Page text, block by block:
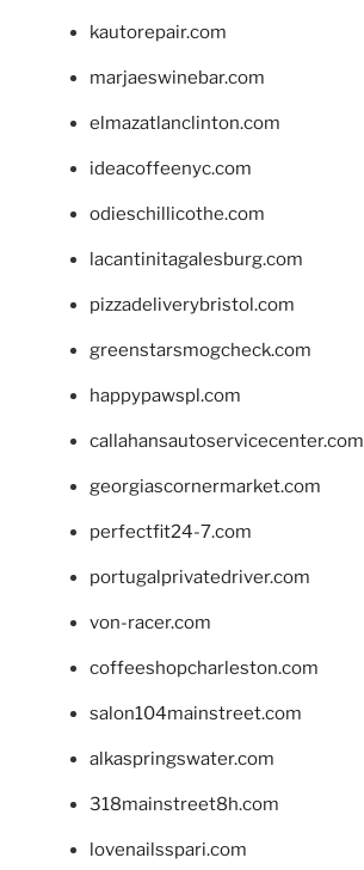
kautorepair.com
marjaeswinebar.com
elmazatlanclinton.com
ideacoffeenyc.com
odieschillicothe.com
lacantinitagalesburg.com
pizzadeliverybristol.com
greenstarsmogcheck.com
happypawspl.com
callahansautoservicecenter.com
georgiascornermarket.com
perfectfit24-7.com
portugalprivatedriver.com
von-racer.com
coffeeshopcharleston.com
salon104mainstreet.com
alkaspringswater.com
318mainstreet8h.com
lovenailsspari.com